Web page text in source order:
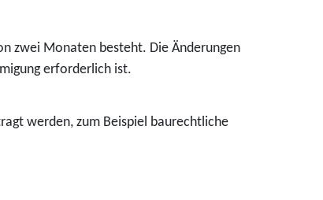
zwei Monaten besteht. Die Änderungen
erforderlich ist.
werden, zum Beispiel baurechtliche